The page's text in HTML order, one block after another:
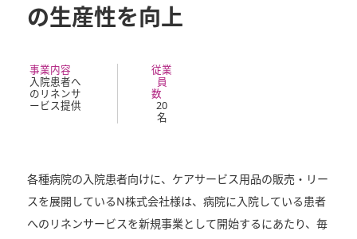
の生産性を向上
事業内容
入院患者へ
のリネンサ
ービス提供
従業
員
数
20
名
各種病院の入院患者向けに、ケアサービス用品の販売・リー
スを展開しているN株式会社様は、病院に入院している患者
へのリネンサービスを新規事業として開始するにあたり、毎